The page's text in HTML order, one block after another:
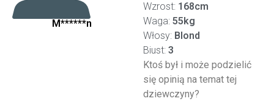
M******n
Wzrost: 168cm
Waga: 55kg
Włosy: Blond
Biust: 3
Ktoś był i może podzielić
się opinią na temat tej
dziewczyny?